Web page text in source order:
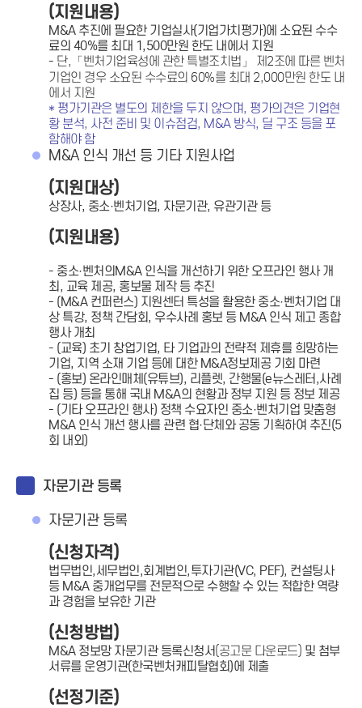
(지원내용)
M&A 추진에 필요한 기업실사(기업가치평가)에 소요된 수수
료의 40%를 최대 1,500만원 한도 내에서 지원
- 단,「벤처기업육성에 관한 특별조치법」 제2조에 따른 벤처
기업인 경우 소요된 수수료의 60%를 최대 2,000만원 한도 내
에서 지원
* 평가기관은 별도의 제한을 두지 않으며, 평가의견은 기업현
황분석, 사전 준비 및 이슈점검, M&A 방식, 딜 구조 등을 포
함해야 함
M&A 인식 개선 등 기타 지원사업
(지원대상)
상장사, 중소·벤처기업, 자문기관, 유관기관 등
(지원내용)
- 중소·벤처의M&A 인식을 개선하기 위한 오프라인 행사 개
최, 교육 제공, 홍보물 제작 등 추진
- (M&A 컨퍼런스) 지원센터 특성을 활용한 중소·벤처기업 대
상 특강, 정책 간담회, 우수사례 홍보 등 M&A 인식 제고 종합
행사 개최
- (교육) 초기 창업기업, 타 기업과의 전략적 제휴를 희망하는
기업, 지역 소재 기업 등에 대한 M&A정보제공 기회 마련
- (홍보) 온라인매체(유튜브), 리플렛, 간행물(e뉴스레터,사례
집 등) 등을 통해 국내 M&A의 현황과 정부 지원 등 정보 제공
- (기타 오프라인 행사) 정책 수요자인 중소·벤처기업 맞춤형
M&A 인식 개선 행사를 관련 협·단체와 공동 기획하여 추진(5
회 내외)
자문기관 등록
자문기관 등록
(신청자격)
법무법인,세무법인,회계법인,투자기관(VC, PEF), 컨설팅사
등 M&A 중개업무를 전문적으로 수행할 수 있는 적합한 역량
과 경험을 보유한 기관
(신청방법)
M&A 정보망 자문기관 등록신청서(공고문 다운로드) 및 첨부
서류를 운영기관(한국벤처캐피탈협회)에 제출
(선정기준)